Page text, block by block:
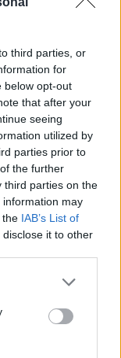
third parties, or
for
below opt-out
that after your
seeing
utilized by
parties prior to
the further
third parties on the
information may
the IAB’s List of
it to other
пресврти
години
пад на
на
на фабрички
против